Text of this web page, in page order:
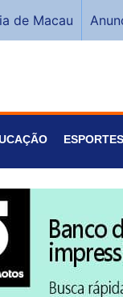
de Macau
ESPORTES